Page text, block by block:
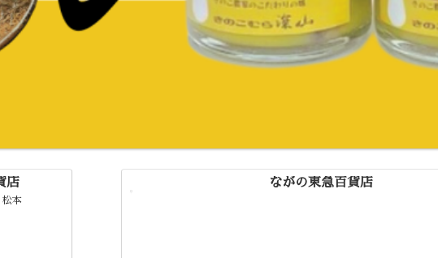
店
松本
ながの東急百貨店